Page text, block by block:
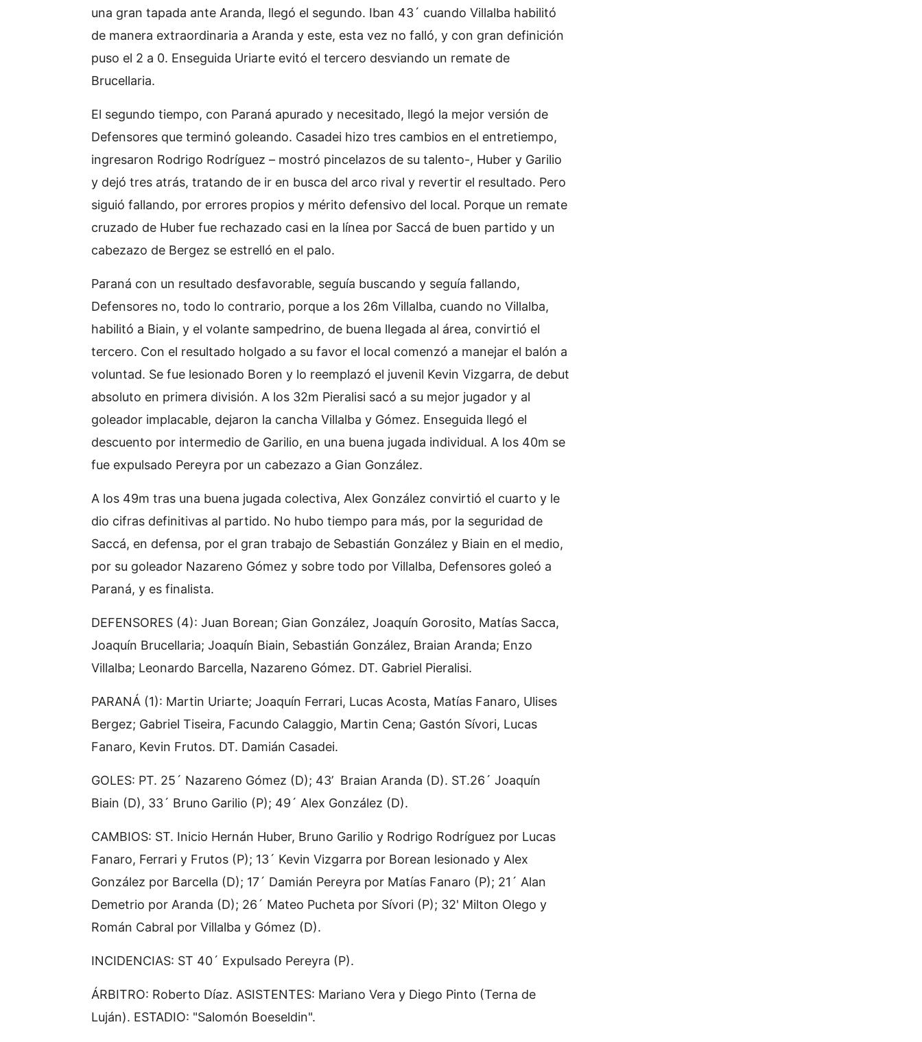
una gran tapada ante Aranda, llegó el segundo. Iban 43´ cuando Villalba habilitó
de manera extraordinaria a Aranda y este, esta vez no falló, y con gran definición
puso el 2 a 0. Enseguida Uriarte evitó el tercero desviando un remate de
Brucellaria.
El segundo tiempo, con Paraná apurado y necesitado, llegó la mejor versión de
Defensores que terminó goleando. Casadei hizo tres cambios en el entretiempo,
ingresaron Rodrigo Rodríguez – mostró pincelazos de su talento-, Huber y Garilio
y dejó tres atrás, tratando de ir en busca del arco rival y revertir el resultado. Pero
siguió fallando, por errores propios y mérito defensivo del local. Porque un remate
cruzado de Huber fue rechazado casi en la línea por Saccá de buen partido y un
cabezazo de Bergez se estrelló en el palo.
Paraná con un resultado desfavorable, seguía buscando y seguía fallando,
Defensores no, todo lo contrario, porque a los 26m Villalba, cuando no Villalba,
habilitó a Biain, y el volante sampedrino, de buena llegada al área, convirtió el
tercero. Con el resultado holgado a su favor el local comenzó a manejar el balón a
voluntad. Se fue lesionado Boren y lo reemplazó el juvenil Kevin Vizgarra, de debut
absoluto en primera división. A los 32m Pieralisi sacó a su mejor jugador y al
goleador implacable, dejaron la cancha Villalba y Gómez. Enseguida llegó el
descuento por intermedio de Garilio, en una buena jugada individual. A los 40m se
fue expulsado Pereyra por un cabezazo a Gian González.
A los 49m tras una buena jugada colectiva, Alex González convirtió el cuarto y le
dio cifras definitivas al partido. No hubo tiempo para más, por la seguridad de
Saccá, en defensa, por el gran trabajo de Sebastián González y Biain en el medio,
por su goleador Nazareno Gómez y sobre todo por Villalba, Defensores goleó a
Paraná, y es finalista.
DEFENSORES (4): Juan Borean; Gian González, Joaquín Gorosito, Matías Sacca,
Joaquín Brucellaria; Joaquín Biain, Sebastián González, Braian Aranda; Enzo
Villalba; Leonardo Barcella, Nazareno Gómez. DT. Gabriel Pieralisi.
PARANÁ (1): Martin Uriarte; Joaquín Ferrari, Lucas Acosta, Matías Fanaro, Ulises
Bergez; Gabriel Tiseira, Facundo Calaggio, Martin Cena; Gastón Sívori, Lucas
Fanaro, Kevin Frutos. DT. Damián Casadei.
GOLES: PT. 25´ Nazareno Gómez (D); 43’ Braian Aranda (D). ST.26´ Joaquín
Biain (D), 33´ Bruno Garilio (P); 49´ Alex González (D).
CAMBIOS: ST. Inicio Hernán Huber, Bruno Garilio y Rodrigo Rodríguez por Lucas
Fanaro, Ferrari y Frutos (P); 13´ Kevin Vizgarra por Borean lesionado y Alex
González por Barcella (D); 17´ Damián Pereyra por Matías Fanaro (P); 21´ Alan
Demetrio por Aranda (D); 26´ Mateo Pucheta por Sívori (P); 32' Milton Olego y
Román Cabral por Villalba y Gómez (D).
INCIDENCIAS: ST 40´ Expulsado Pereyra (P).
ÁRBITRO: Roberto Díaz. ASISTENTES: Mariano Vera y Diego Pinto (Terna de
Luján). ESTADIO: "Salomón Boeseldin".